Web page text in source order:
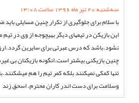
سه‌شنبه 20 تیر ماه 1396 ساعت 13:08
با سلام برای جلوگیری از تکرار چنین مسایلی
این بازیکن در تیمهای دیگر بهیچوجه از وی در
نشود.باشد که درس عبرتی برای سایرین
چنین بازیکنی بیشتر است.انگونه بازیکنان بی
تنها کمکی نمیکنند بلکه کمر تیم را هم
وسلامت برای دست اندر کاران محترم. اسحق زند